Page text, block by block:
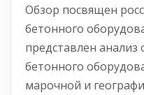
Обзор посвящен
бетонного
представлен
бетонного
марочной и